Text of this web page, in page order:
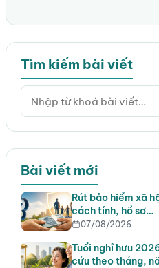
Tìm kiếm bài viết
Bài viết mới
Rút bảo hiểm xã
cách tính, hồ sơ…
07/08/2026
Tuổi nghỉ hưu
cứu theo tháng,